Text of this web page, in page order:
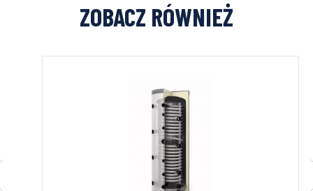
ZOBACZ RÓWNIEŻ